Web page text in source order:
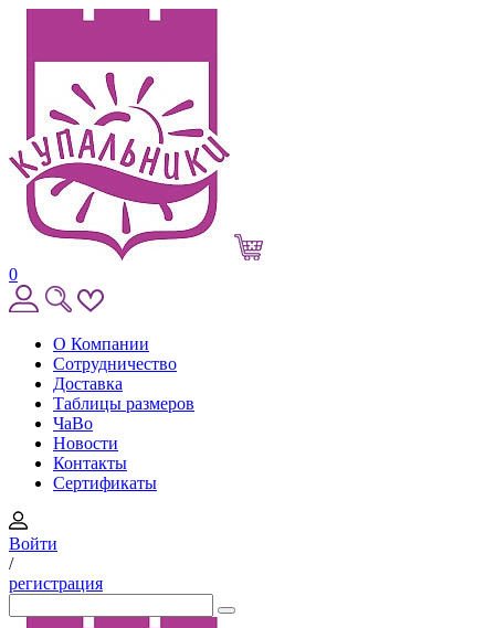
0
О Компании
Сотрудничество
Доставка
Таблицы размеров
ЧаВо
Новости
Контакты
Сертификаты
Войти
/
регистрация